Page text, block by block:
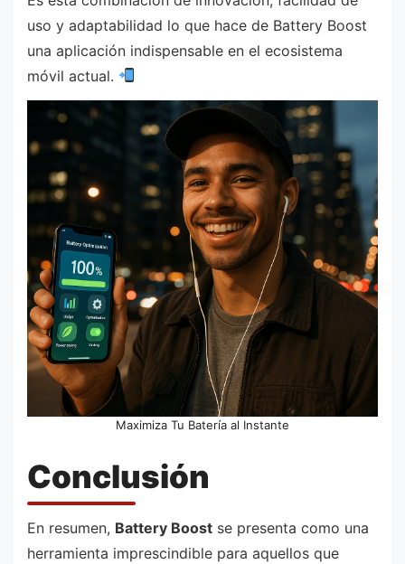
uso y adaptabilidad lo que hace de Battery Boost
una aplicación indispensable en el ecosistema
móvil actual.
Maximiza Tu Batería al Instante
Conclusión
En resumen, Battery Boost se presenta como una
herramienta imprescindible para aquellos que